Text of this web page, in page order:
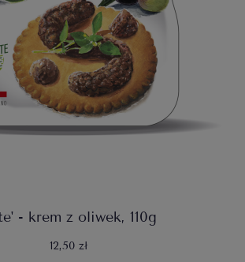
- krem z oliwek, 110g
12,50 zł